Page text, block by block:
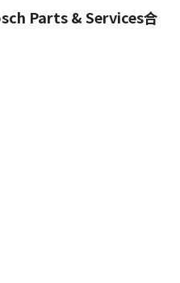
Parts & Services合